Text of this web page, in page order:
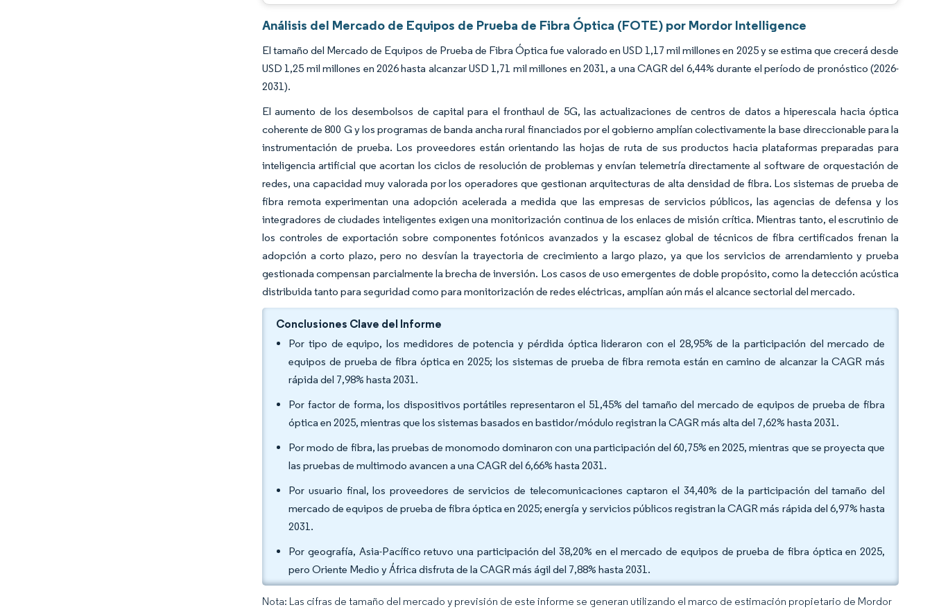
Análisis del Mercado de Equipos de Prueba de Fibra Óptica (FOTE) por Mordor Intelligence
El tamaño del Mercado de Equipos de Prueba de Fibra Óptica fue valorado en USD 1,17 mil millones en 2025 y se estima que crecerá desde
USD 1,25 mil millones en 2026 hasta alcanzar USD 1,71 mil millones en 2031, a una CAGR del 6,44% durante el período de pronóstico (2026-
2031).
El aumento de los desembolsos de capital para el fronthaul de 5G, las actualizaciones de centros de datos a hiperescala hacia óptica
coherente de 800 G y los programas de banda ancha rural financiados por el gobierno amplían colectivamente la base direccionable para la
instrumentación de prueba. Los proveedores están orientando las hojas de ruta de sus productos hacia plataformas preparadas para
inteligencia artificial que acortan los ciclos de resolución de problemas y envían telemetría directamente al software de orquestación de
redes, una capacidad muy valorada por los operadores que gestionan arquitecturas de alta densidad de fibra. Los sistemas de prueba de
fibra remota experimentan una adopción acelerada a medida que las empresas de servicios públicos, las agencias de defensa y los
integradores de ciudades inteligentes exigen una monitorización continua de los enlaces de misión crítica. Mientras tanto, el escrutinio de
los controles de exportación sobre componentes fotónicos avanzados y la escasez global de técnicos de fibra certificados frenan la
adopción a corto plazo, pero no desvían la trayectoria de crecimiento a largo plazo, ya que los servicios de arrendamiento y prueba
gestionada compensan parcialmente la brecha de inversión. Los casos de uso emergentes de doble propósito, como la detección acústica
distribuida tanto para seguridad como para monitorización de redes eléctricas, amplían aún más el alcance sectorial del mercado.
Conclusiones Clave del Informe
Por tipo de equipo, los medidores de potencia y pérdida óptica lideraron con el 28,95% de la participación del mercado de
equipos de prueba de fibra óptica en 2025; los sistemas de prueba de fibra remota están en camino de alcanzar la CAGR más
rápida del 7,98% hasta 2031.
Por factor de forma, los dispositivos portátiles representaron el 51,45% del tamaño del mercado de equipos de prueba de fibra
óptica en 2025, mientras que los sistemas basados en bastidor/módulo registran la CAGR más alta del 7,62% hasta 2031.
Por modo de fibra, las pruebas de monomodo dominaron con una participación del 60,75% en 2025, mientras que se proyecta que
las pruebas de multimodo avancen a una CAGR del 6,66% hasta 2031.
Por usuario final, los proveedores de servicios de telecomunicaciones captaron el 34,40% de la participación del tamaño del
mercado de equipos de prueba de fibra óptica en 2025; energía y servicios públicos registran la CAGR más rápida del 6,97% hasta
2031.
Por geografía, Asia-Pacífico retuvo una participación del 38,20% en el mercado de equipos de prueba de fibra óptica en 2025,
pero Oriente Medio y África disfruta de la CAGR más ágil del 7,88% hasta 2031.
Nota: Las cifras de tamaño del mercado y previsión de este informe se generan utilizando el marco de estimación propietario de Mordor